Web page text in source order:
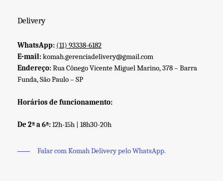
Delivery
WhatsApp: (11) 93338-6182
E-mail:komah.gerenciadelivery@gmail.com
Endereço:Rua Cônego Vicente Miguel Marino, 378 – Barra
Funda, São Paulo – SP
Horários de funcionamento:
De 2ª a 6ª:12h-15h | 18h30-20h
Falar com Komah Delivery pelo WhatsApp.